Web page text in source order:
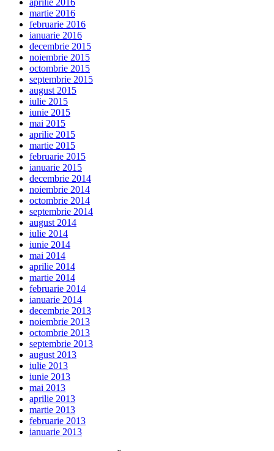
aprilie 2016
martie 2016
februarie 2016
ianuarie 2016
decembrie 2015
noiembrie 2015
octombrie 2015
septembrie 2015
august 2015
iulie 2015
iunie 2015
mai 2015
aprilie 2015
martie 2015
februarie 2015
ianuarie 2015
decembrie 2014
noiembrie 2014
octombrie 2014
septembrie 2014
august 2014
iulie 2014
iunie 2014
mai 2014
aprilie 2014
martie 2014
februarie 2014
ianuarie 2014
decembrie 2013
noiembrie 2013
octombrie 2013
septembrie 2013
august 2013
iulie 2013
iunie 2013
mai 2013
aprilie 2013
martie 2013
februarie 2013
ianuarie 2013